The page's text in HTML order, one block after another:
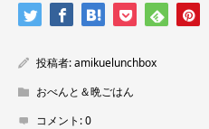
投稿者:amikuelunchbox
おべんと＆晩ごはん
コメント:0